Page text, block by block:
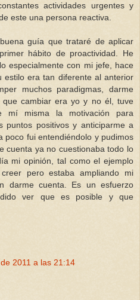
actividades urgentes y
este una persona reactiva.
guía que trataré de aplicar
hábito de proactividad. He
especialmente con mi jefe, hace
estilo era tan diferente al anterior
muchos paradigmas, darme
cambiar era yo y no él, tuve
mí misma la motivación para
puntos positivos y anticiparme a
poco fui entendiéndolo y pudimos
cuenta ya no cuestionaba todo lo
mi opinión, tal como el ejemplo
pero estaba ampliando mi
darme cuenta. Es un esfuerzo
ver que es posible y que
2011 a las 21:14